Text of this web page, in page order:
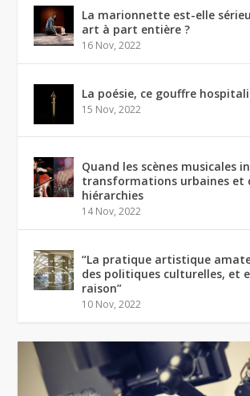
La marionnette est-elle
art à part entière ?
16 Nov, 2022
La poésie, ce gouffre
15 Nov, 2022
Quand les scènes musicales
transformations urbaines et
hiérarchies
14 Nov, 2022
“La pratique artistique
des politiques culturelles, et
raison”
10 Nov, 2022